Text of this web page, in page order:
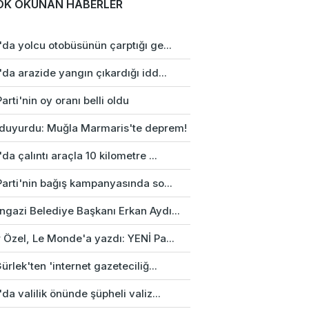
OKUNAN HABERLER
yolcu otobüsünün çarptığı ge...
arazide yangın çıkardığı idd...
oy oranı belli oldu
duyurdu: Muğla Marmaris'te deprem!
çalıntı araçla 10 kilometre ...
bağış kampanyasında so...
Belediye Başkanı Erkan Aydı...
Le Monde'a yazdı: YENİ Pa...
'internet gazeteciliğ...
valilik önünde şüpheli valiz...